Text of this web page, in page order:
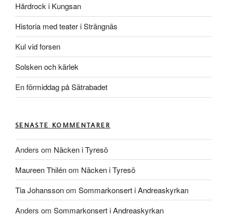
Hårdrock i Kungsan
Historia med teater i Strängnäs
Kul vid forsen
Solsken och kärlek
En förmiddag på Sätrabadet
SENASTE KOMMENTARER
Anders om Näcken i Tyresö
Maureen Thilénom Näcken i Tyresö
Tia Johanssonom Sommarkonsert i Andreaskyrkan
Anders om Sommarkonsert i Andreaskyrkan